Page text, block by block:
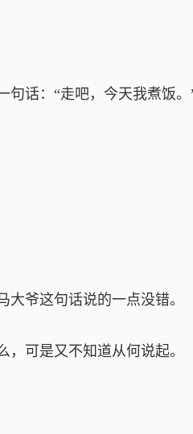
话：“走吧，今天我煮饭。
爷这句话说的一点没错。
可是又不知道从何说起。